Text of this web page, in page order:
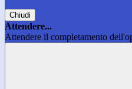
Chiudi
Attendere...
Attendere il completamento